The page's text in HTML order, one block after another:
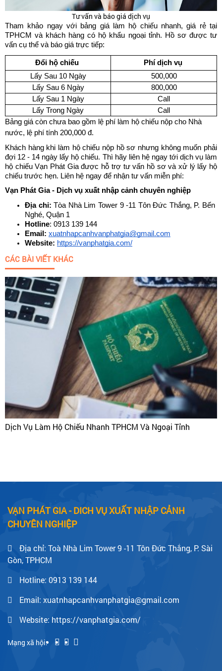
Tư vấn và báo giá dịch vụ
Tham khảo ngay với bảng giá làm hộ chiếu nhanh, giá rẻ tại
TPHCM và khách hàng có hộ khẩu ngoại tỉnh. Hồ sơ được tư
vấn cụ thể và báo giá trực tiếp:
Đổi hộ chiếu
Phí dịch vụ
Lấy Sau 10 Ngày
500,000
Lấy Sau 6 Ngày
800,000
Lấy Sau 1 Ngày
Call
Lấy Trong Ngày
Call
Bảng giá còn chưa bao gồm lệ phí làm hộ chiếu nộp cho Nhà
nước, lệ phí tính 200,000 đ.
Khách hàng khi làm hộ chiếu nộp hồ sơ nhưng không muốn phải
đợi 12 - 14 ngày lấy hộ chiếu. Thì hãy liên hệ ngay tới dịch vụ làm
hộ chiếu Vạn Phát Gia được hỗ trợ tư vấn hồ sơ và xử lý lấy hộ
chiếu trước hẹn. Liên hệ ngay để nhận tư vấn miễn phí:
Vạn Phát Gia - Dịch vụ xuất nhập cảnh chuyên nghiệp
Địa chỉ: Tòa Nhà Lim Tower 9 -11 Tôn Đức Thắng, P. Bến
Nghé, Quận 1
Hotline: 0913 139 144
Email: xuatnhapcanhvanphatgia@gmail.com
Website: https://vanphatgia.com/
CÁC BÀI VIẾT KHÁC
Dịch Vụ Làm Hộ Chiếu Nhanh TPHCM Và Ngoại Tỉnh
VẠN PHÁT GIA - DICH VỤ XUẤT NHẬP CẢNH
CHUYÊN NGHIỆP
Địa chỉ: Toà Nhà Lim Tower 9 -11 Tôn Đức Thắng, P. Sài
Gòn, TPHCM
Hotline: 0913 139 144
Email: xuatnhapcanhvanphatgia@gmail.com
Website: https://vanphatgia.com/
Mạng xã hội: